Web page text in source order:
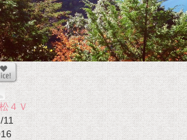
４Ｖ
11